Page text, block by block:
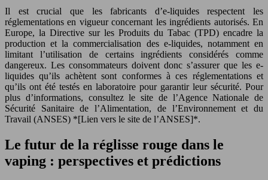
Il est crucial que les fabricants d’e-liquides respectent les
réglementations en vigueur concernant les ingrédients autorisés. En
Europe, la Directive sur les Produits du Tabac (TPD) encadre la
production et la commercialisation des e-liquides, notamment en
limitant l’utilisation de certains ingrédients considérés comme
dangereux. Les consommateurs doivent donc s’assurer que les e-
liquides qu’ils achètent sont conformes à ces réglementations et
qu’ils ont été testés en laboratoire pour garantir leur sécurité. Pour
plus d’informations, consultez le site de l’Agence Nationale de
Sécurité Sanitaire de l’Alimentation, de l’Environnement et du
Travail (ANSES) *[Lien vers le site de l’ANSES]*.
Le futur de la réglisse rouge dans le
vaping : perspectives et prédictions